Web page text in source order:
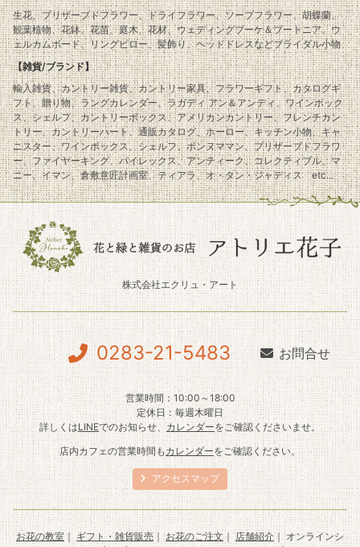
生花、プリザーブドフラワー、ドライフラワー、ソープフラワー、胡蝶蘭、
観葉植物、花鉢、花苗、庭木、花材、ウェディングブーケ＆ブートニア、ウ
ェルカムボード、リングピロー、髪飾り、ヘッドドレスなどブライダル小物
【雑貨/ブランド】
輸入雑貨、カントリー雑貨、カントリー家具、フラワーギフト、カタログギ
フト、贈り物、ラングカレンダー、ラガディ アン＆アンディ、ワインボック
ス、シェルフ、カントリーボックス、アメリカンカントリー、フレンチカン
トリー、カントリーハート、通販カタログ、ホーロー、キッチン小物、キャ
ニスター、ワインボックス、シェルフ、ボンヌママン、プリザーブドフラワ
ー、ファイヤーキング、パイレックス、アンティーク、コレクティブル、マ
ニー、イマン、倉敷意匠計画室、ティアラ、オ・タン・ジャディス etc...
株式会社エクリュ・アート
0283-21-5483 お問合せ
営業時間：10:00～18:00
定休日：毎週木曜日
詳しくはLINEでのお知らせ、 カレンダーをご確認くださいませ。
店内カフェの営業時間もカレンダーをご確認ください。
アクセスマップ
お花の教室 ｜ ギフト・雑貨販売｜お花のご注文｜店舗紹介｜ オンラインシ